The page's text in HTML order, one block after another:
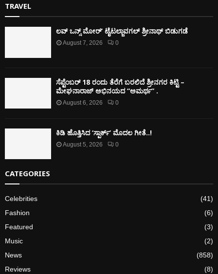
TRAVEL
ಲವ್ ಒನ್ಸ್ ಮೋರ್’ ಟೈಟಲ್ಜಾವಗಲ್ ಶ್ರೀನಾಥ್ ಬಿಡುಗಡೆ
August 7, 2026 0
ಸೆಪ್ಟೆಂಬರ್ 18 ರಂದು ತೆರೆಗೆ ಬರಲಿದೆ ಶ್ರೀನಗರ ಕಿಟ್ಟಿ –
ಮೇಘನಾರಾಜ್ ಅಭಿನಯದ “ಅಮರ್ಥ” .
August 6, 2026 0
ಕಿಡಿ‌‌ ಹೊತ್ತಿಸಿದ ‘ಸ್ಪಾರ್ಕ್’ ಮೊದಲ‌ ಗೀತೆ..!
August 5, 2026 0
CATEGORIES
Celebrities
(41)
Fashion
(6)
Featured
(3)
Music
(2)
News
(858)
Reviews
(8)